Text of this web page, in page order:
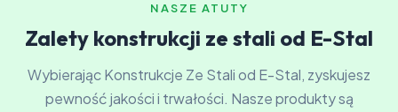
NASZE ATUTY
Zalety konstrukcji ze stali od E-Stal
Wybierając Konstrukcje Ze Stali od E-Stal, zyskujesz
pewność jakości i trwałości. Nasze produkty są